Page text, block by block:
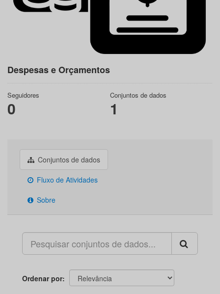
Despesas e Orçamentos
Seguidores
0
Conjuntos de dados
1
Conjuntos de dados
Fluxo de Atividades
Sobre
Ordenar por